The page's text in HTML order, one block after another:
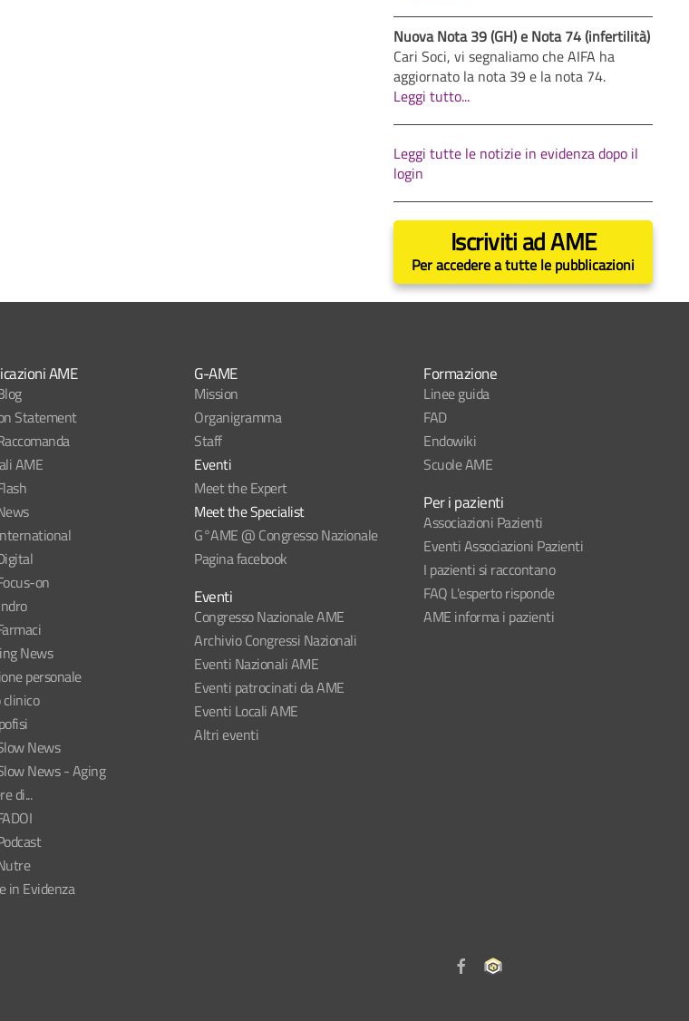
Nuova Nota 39 (GH) e Nota 74 (infertilità)
Cari Soci, vi segnaliamo che AIFA ha
aggiornato la nota 39 e la nota 74.
Leggi tutto...
Leggi tutte le notizie in evidenza dopo il
login
Iscriviti ad AME
Per accedere a tutte le pubblicazioni
G-AME
Mission
Organigramma
Staff
Eventi
Meet the Expert
Meet the Specialist
G°AME @ Congresso Nazionale
Pagina facebook
Eventi
Congresso Nazionale AME
Archivio Congressi Nazionali
Eventi Nazionali AME
Eventi patrocinati da AME
Eventi Locali AME
Altri eventi
AME
Statement
AME
on
News
personale
clinico
News
News - Aging
di...
in Evidenza
Formazione
Linee guida
FAD
Endowiki
Scuole AME
Per i pazienti
Associazioni Pazienti
Eventi Associazioni Pazienti
I pazienti si raccontano
FAQ L'esperto risponde
AME informa i pazienti